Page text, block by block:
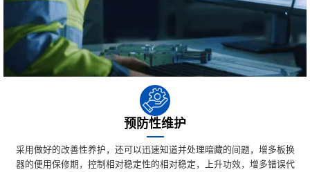
预防性维护
采用做好的改善性养护，还可以迅速知道并处理暗藏的间题，增多板换
器的便用保修期，控制相对稳定性的相对稳定，上升功效，增多错误代